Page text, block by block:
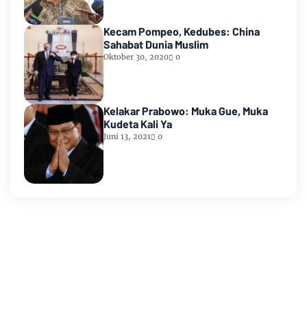
Kecam Pompeo, Kedubes: China
Sahabat Dunia Muslim
Oktober 30, 2020 0
Kelakar Prabowo: Muka Gue, Muka
Kudeta Kali Ya
Juni 13, 2021 0